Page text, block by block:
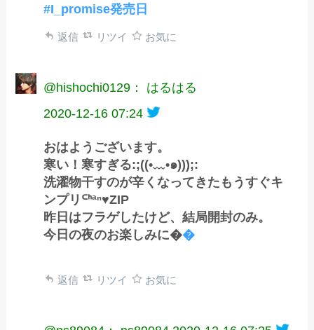
#I_promise発売日
返信 リツイ お気に
@hishochi0129： はるはる
2020-12-16 07:24
おはようございます。
寒い！寒すぎる:;((•﹏•๑)));:
洗濯物干すのが辛くなってきたもうすぐキ
ンプリᒼᑋªⁿ♥︎ZIP
昨日はフラゲしたけど、結局開封のみ。
今日の夜のお楽しみに��
返信 リツイ お気に